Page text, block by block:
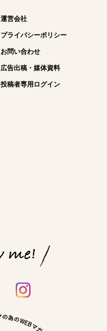
運営会社
プライバシーポリシー
お問い合わせ
広告出稿・媒体資料
投稿者専用ログイン